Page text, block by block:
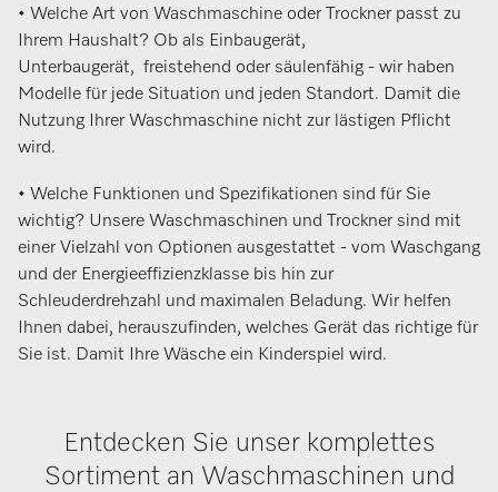
• Welche Art von Waschmaschine oder Trockner passt zu
Ihrem Haushalt? Ob als Einbaugerät,
Unterbaugerät, freistehend oder säulenfähig - wir haben
Modelle für jede Situation und jeden Standort. Damit die
Nutzung Ihrer Waschmaschine nicht zur lästigen Pflicht
wird.
• Welche Funktionen und Spezifikationen sind für Sie
wichtig? Unsere Waschmaschinen und Trockner sind mit
einer Vielzahl von Optionen ausgestattet - vom Waschgang
und der Energieeffizienzklasse bis hin zur
Schleuderdrehzahl und maximalen Beladung. Wir helfen
Ihnen dabei, herauszufinden, welches Gerät das richtige für
Sie ist. Damit Ihre Wäsche ein Kinderspiel wird.
Entdecken Sie unser komplettes
Sortiment an Waschmaschinen und